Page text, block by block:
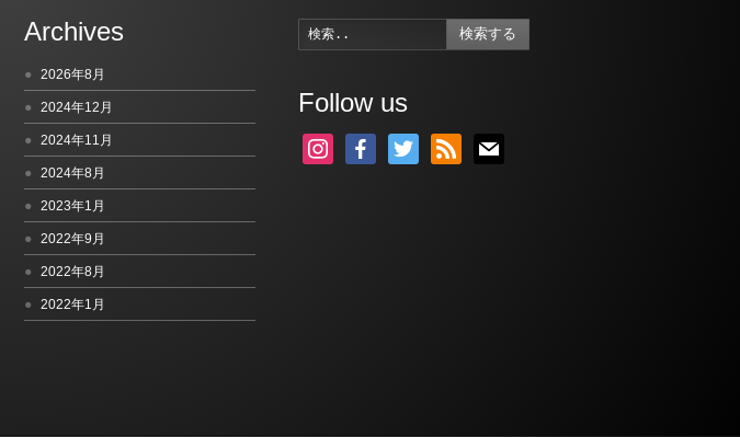
Archives
2026年8月
2024年12月
2024年11月
2024年8月
2023年1月
2022年9月
2022年8月
2022年1月
検索する
Follow us
instagramfacebooktwitter rss mail